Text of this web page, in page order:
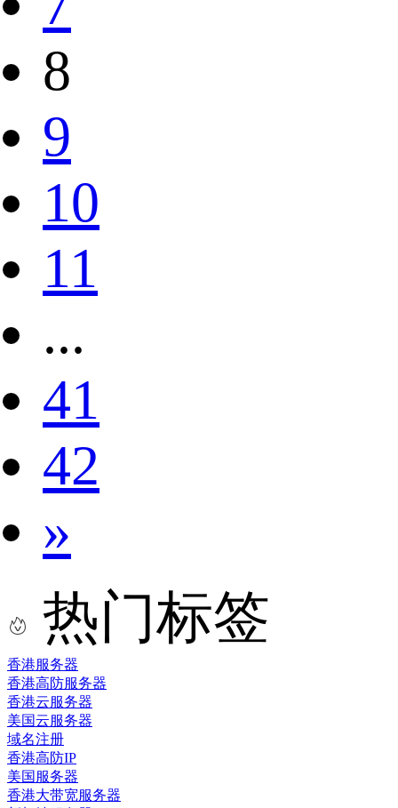
8
9
10
11
...
41
42
»
热门标签
香港服务器
香港高防服务器
香港云服务器
美国云服务器
域名注册
香港高防IP
美国服务器
香港大带宽服务器